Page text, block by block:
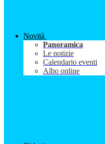
Novità
Panoramica
Le notizie
Calendario eventi
Albo online